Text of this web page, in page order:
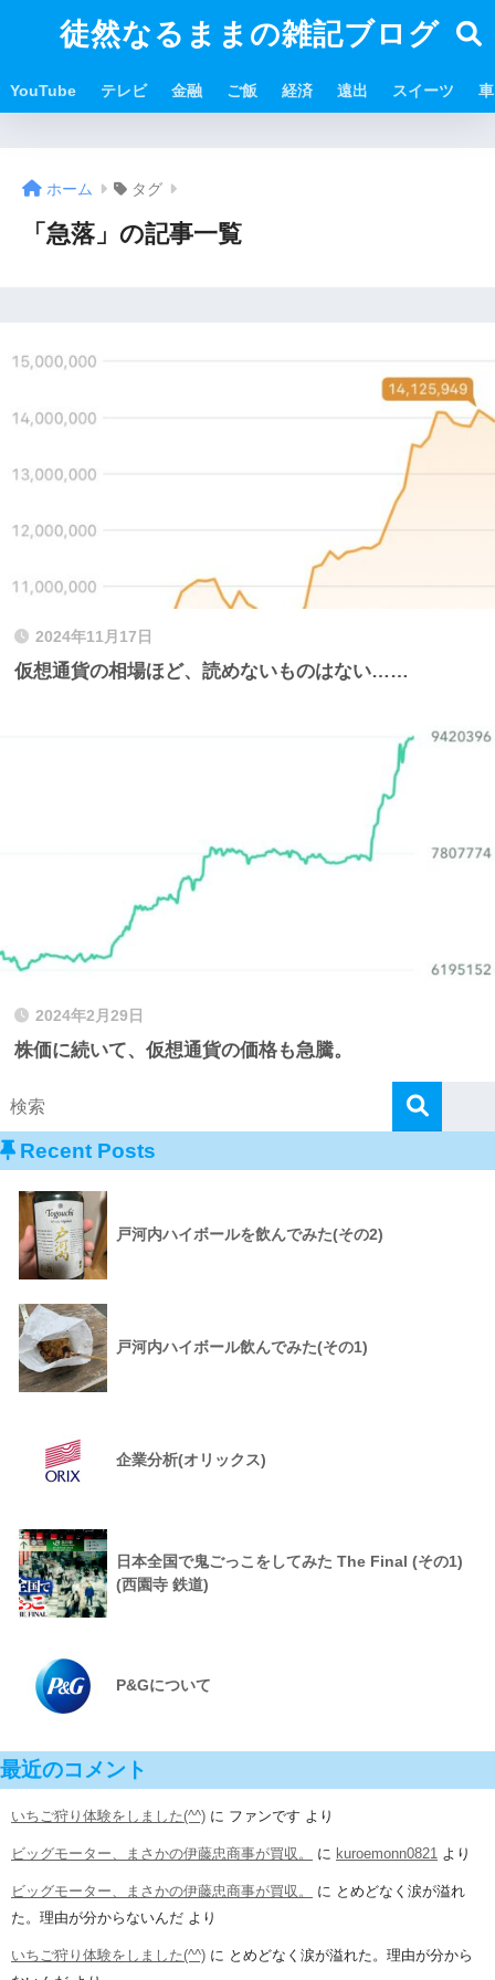
徒然なるままの雑記ブログ
YouTube テレビ 金融 ご飯 経済 遠出 スイーツ 車
ホーム タグ
「急落」の記事一覧
2024年11月17日
仮想通貨の相場ほど、読めないものはない……
2024年2月29日
株価に続いて、仮想通貨の価格も急騰。
Recent Posts
戸河内ハイボールを飲んでみた(その2)
戸河内ハイボール飲んでみた(その1)
企業分析(オリックス)
日本全国で鬼ごっこをしてみた The Final (その1)
(西園寺 鉄道)
P&Gについて
最近のコメント
いちご狩り体験をしました(^^) に ファンです より
ビッグモーター、まさかの伊藤忠商事が買収。 に kuroemonn0821 より
ビッグモーター、まさかの伊藤忠商事が買収。 に とめどなく涙が溢れ
た。理由が分からないんだ より
いちご狩り体験をしました(^^) に とめどなく涙が溢れた。理由が分から